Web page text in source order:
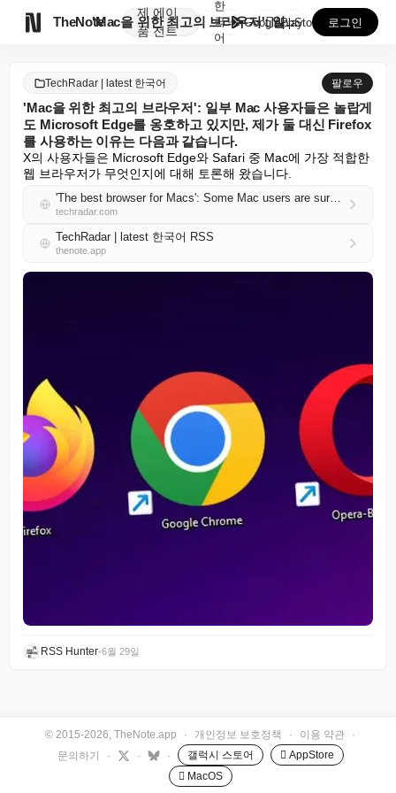
TheNote
제
품
에이
전트
'Mac을 위한 최고의 브라우저': 일부 Mac 사용자...
한
국
어
GooglePlay
AppStore 로그인
TechRadar | latest 한국어 팔로우
'Mac을 위한 최고의 브라우저': 일부 Mac 사용자들은 놀랍게
도 Microsoft Edge를 옹호하고 있지만, 제가 둘 대신 Firefox
를 사용하는 이유는 다음과 같습니다.
X의 사용자들은 Microsoft Edge와 Safari 중 Mac에 가장 적합한
웹 브라우저가 무엇인지에 대해 토론해 왔습니다.
'The best browser for Macs': Some Mac users are surprisingly defending Microsoft Edge, but here's why I use Firefox instead of both
techradar.com
TechRadar | latest 한국어 RSS
thenote.app
RSS Hunter•6월 29일
© 2015-2026, TheNote.app · 개인정보 보호정책 · 이용 약관
·
문의하기
· · · 갤럭시 스토어
 AppStore
 MacOS